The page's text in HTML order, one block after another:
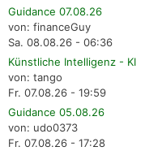
Guidance 07.08.26
von: financeGuy
Sa. 08.08.26 - 06:36
Künstliche Intelligenz - KI
von: tango
Fr. 07.08.26 - 19:59
Guidance 05.08.26
von: udo0373
Fr. 07.08.26 - 17:28